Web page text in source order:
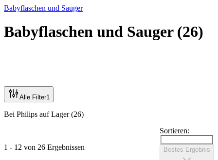
Babyflaschen und Sauger
Babyflaschen und Sauger(26)
Alle Filter1
Bei Philips auf Lager (26)
1 - 12 von 26 Ergebnissen
Sortieren:
Bestes Ergebnis